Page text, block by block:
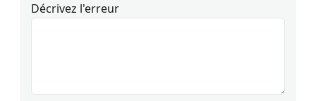
Décrivez l'erreur